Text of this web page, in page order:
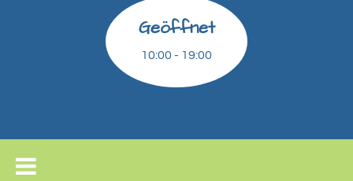
Geöffnet
10:00 - 19:00